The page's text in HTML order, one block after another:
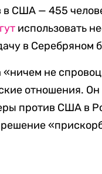
в США — 455
использовать
в Серебряном
«ничем не
отношения.
против США в
решение